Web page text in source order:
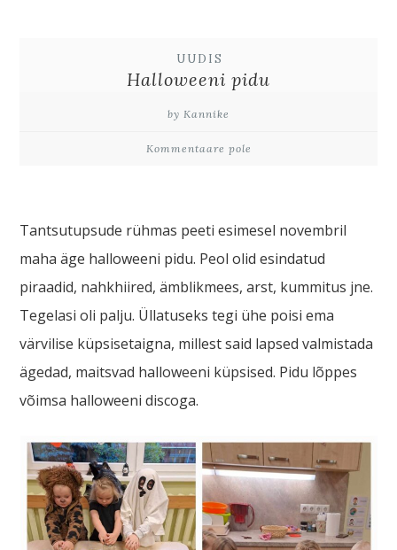
UUDIS
Halloweeni pidu
by Kannike
Kommentaare pole
Tantsutupsude rühmas peeti esimesel novembril
maha äge halloweeni pidu. Peol olid esindatud
piraadid, nahkhiired, ämblikmees, arst, kummitus jne.
Tegelasi oli palju. Üllatuseks tegi ühe poisi ema
värvilise küpsisetaigna, millest said lapsed valmistada
ägedad, maitsvad halloweeni küpsised. Pidu lõppes
võimsa halloweeni discoga.